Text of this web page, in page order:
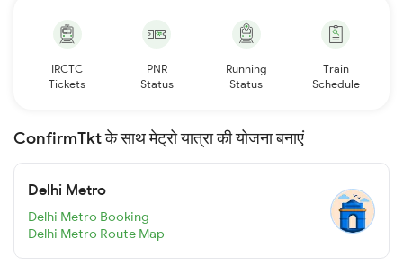
IRCTC
Tickets
PNR
Status
Running
Status
Train
Schedule
ConfirmTkt के साथ मेट्रो यात्रा की योजना बनाएं
Delhi Metro
Delhi Metro Booking
Delhi Metro Route Map